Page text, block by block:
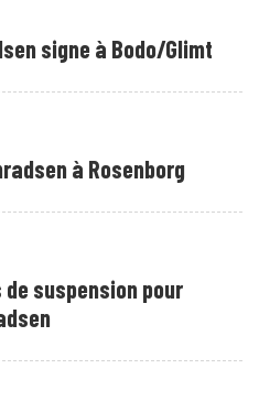
signe à Bodo/Glimt
à Rosenborg
suspension pour